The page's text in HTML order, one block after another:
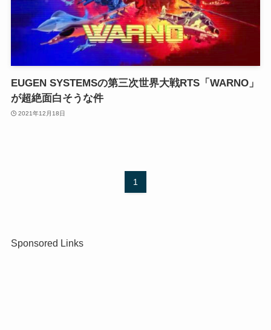
EUGEN SYSTEMSの第三次世界大戦RTS「WARNO」
が超絶面白そうな件
2021年12月18日
1
Sponsored Links